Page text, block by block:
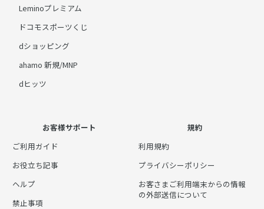
Leminoプレミアム
ドコモスポーツくじ
dショッピング
ahamo 新規/MNP
dヒッツ
お客様サポート
ご利用ガイド
お役立ち記事
ヘルプ
禁止事項
規約
利用規約
プライバシーポリシー
お客さまご利用端末からの情報
の外部送信について